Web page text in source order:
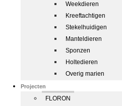
Weekdieren
Kreeftachtigen
Stekelhuidigen
Manteldieren
Sponzen
Holtedieren
Overig marien
Projecten
FLORON